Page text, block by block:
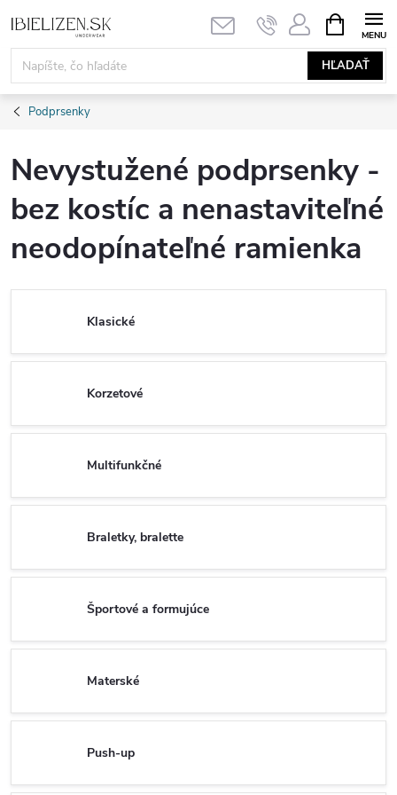
na
obsah
HĽADAŤ
KOŠÍK
Podprsenky
Nevystužené podprsenky -
bez kostíc a nenastaviteľné
neodopínateľné ramienka
Klasické
Korzetové
Multifunkčné
Braletky, bralette
Športové a formujúce
Materské
Push-up